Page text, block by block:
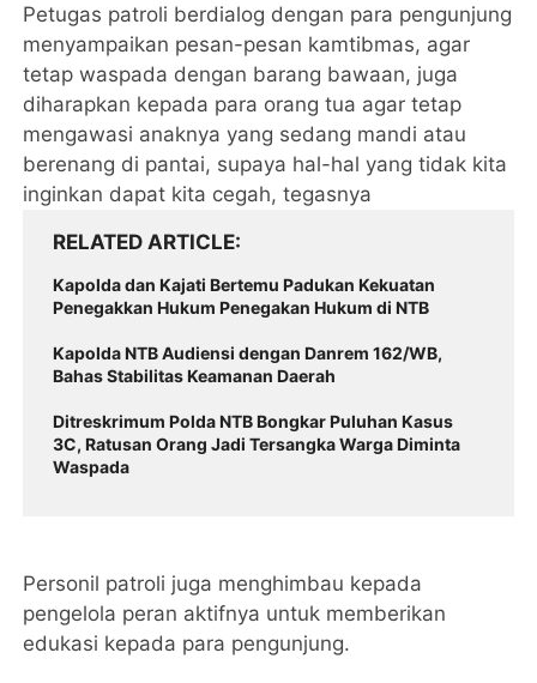
Petugas patroli berdialog dengan para pengunjung
menyampaikan pesan-pesan kamtibmas, agar
tetap waspada dengan barang bawaan, juga
diharapkan kepada para orang tua agar tetap
mengawasi anaknya yang sedang mandi atau
berenang di pantai, supaya hal-hal yang tidak kita
inginkan dapat kita cegah, tegasnya
RELATED ARTICLE
Kapolda dan Kajati Bertemu Padukan Kekuatan
Penegakkan Hukum Penegakan Hukum di NTB ‎
‎Kapolda NTB Audiensi dengan Danrem 162/WB,
Bahas Stabilitas Keamanan Daerah
Ditreskrimum Polda NTB Bongkar Puluhan Kasus
3C, Ratusan Orang Jadi Tersangka Warga Diminta
Waspada
Personil patroli juga menghimbau kepada
pengelola peran aktifnya untuk memberikan
edukasi kepada para pengunjung.